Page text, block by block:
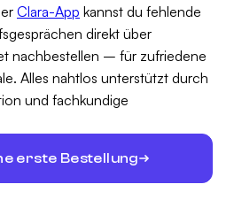
Clara-App kannst du fehlende
direkt über
nachbestellen – für zufriedene
Alles nahtlos unterstützt durch
und fachkundige
erste Bestellung